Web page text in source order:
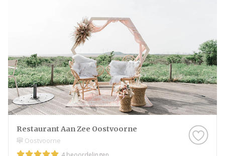
trouwlocaties in Voorne aan Zee. Bekijk de
verschillende plekken, ontdek welke sfeer het beste
bij jullie bruiloft past en plan een bezichtiging bij de
locatie die aansluit bij jouw wensen.
Restaurant Aan Zee Oostvoorne
Oostvoorne